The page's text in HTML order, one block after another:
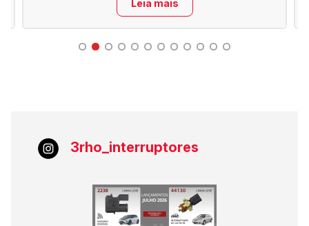
Leia mais
3rho_interruptores